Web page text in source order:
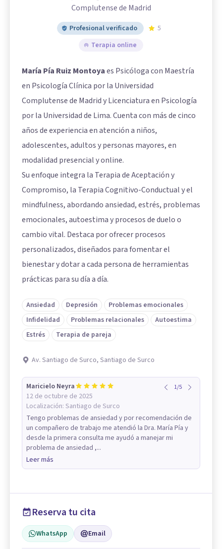
Complutense de Madrid
Profesional verificado
5
Terapia online
María Pía Ruiz Montoyaes Psicóloga con Maestría
en Psicología Clínica por la Universidad
Complutense de Madrid y Licenciatura en Psicología
por la Universidad de Lima. Cuenta con más de cinco
años de experiencia en atención a niños,
adolescentes, adultos y personas mayores, en
modalidad presencial y online.
Su enfoque integra la Terapia de Aceptación y
Compromiso, la Terapia Cognitivo-Conductual y el
mindfulness, abordando ansiedad, estrés, problemas
emocionales, autoestima y procesos de duelo o
cambio vital. Destaca por ofrecer procesos
personalizados, diseñados para fomentar el
bienestar y dotar a cada persona de herramientas
prácticas para su día a día.
Ansiedad Depresión
Problemas emocionales
Infidelidad
Problemas relacionales
Autoestima
Estrés
Terapia de pareja
Av. Santiago de Surco, Santiago de Surco
Maricielo Neyra
12 de octubre de 2025
Localización: Santiago de Surco
1/5
Tengo problemas de ansiedad y por recomendación de
un compañero de trabajo me atendió la Dra. María Pía y
desde la primera consulta me ayudó a manejar mi
problema de ansiedad ,...
Leer más
Reserva tu cita
WhatsApp Email